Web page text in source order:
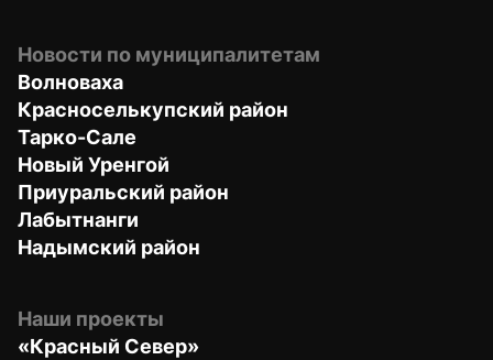
Новости по муниципалитетам
Волноваха
Красноселькупский район
Тарко-Сале
Новый Уренгой
Приуральский район
Лабытнанги
Надымский район
Наши проекты
«Красный Север»